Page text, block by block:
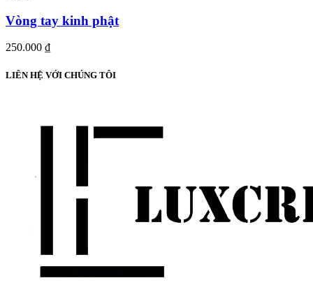
Vòng tay kinh phật
250.000 ₫
LIÊN HỆ VỚI CHÚNG TÔI